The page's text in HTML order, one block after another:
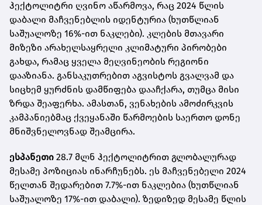
ჰექტოლიტრი ღვინო აწარმოვა, რაც 2024 წლის
დაბალი მაჩვენებლის იდენტურია (ხუთწლიან
საშუალოზე 16%-ით ნაკლები). კლების მთავარი
მიზეზი არახელსაყრელი კლიმატური პირობები
გახდა, რამაც ყველა მეღვინეობის რეგიონი
დააზიანა. განსაკუთრებით აგვისტოს გვალვამ და
სიცხემ ყურძნის დამწიფება დააჩქარა, თუმცა მისი
ზრდა შეაფერხა. ამასთან, ვენახების ამოძირკვის
კამპანიებმაც ქვეყანაში წარმოების საერთო დონე
მნიშვნელოვნად შეამცირა.
ესპანეთი 28.7 მლნ ჰექტოლიტრით გლობალურად
მესამე პოზიციას ინარჩუნებს. ეს მაჩვენებელი 2024
წელთან შედარებით 7.7%-ით ნაკლებია (ხუთწლიან
საშუალოზე 17%-ით დაბალი). ზედიზედ მესამე წლის